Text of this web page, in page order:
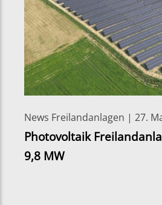
News Freilandanlagen | 27.
Photovoltaik
9,8 MW